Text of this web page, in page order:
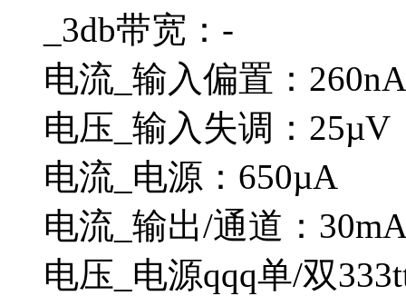
_3db带宽：-
电流_输入偏置：260nA
电压_输入失调：25µV
电流_电源：650µA
电流_输出/通道：
电压_电源qqq单/双